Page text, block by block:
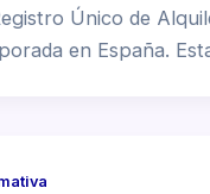
Único de
en España.